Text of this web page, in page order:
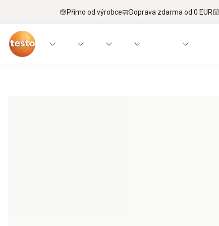
Přímo od výrobce Doprava zdarma od 0 EUR